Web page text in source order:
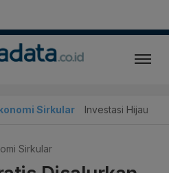
Sirkular Investasi Hijau
Sirkular